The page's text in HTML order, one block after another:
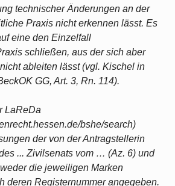
technischer Änderungen an der
Praxis nicht erkennen lässt. Es
eine den Einzelfall
schließen, aus der sich aber
ableiten lässt (vgl. Kischel in
GG, Art. 3, Rn. 114).
LaReDa
bshe/search)
der von der Antragstellerin
... Zivilsenats vom … (Az. 6) und
die jeweiligen Marken
deren Registernummer angegeben.